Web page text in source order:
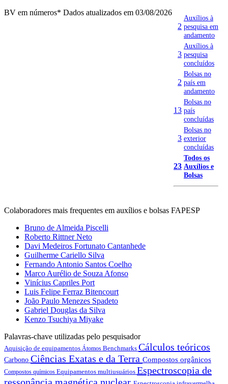
BV em números* Dados atualizados em 03/08/2026
2
Auxílios à
pesquisa em
andamento
3
Auxílios à
pesquisa
concluídos
2
Bolsas no
país em
andamento
13
Bolsas no
país
concluídas
3
Bolsas no
exterior
concluídas
23
Todos os
Auxílios e
Bolsas
Colaboradores mais frequentes em auxílios e bolsas FAPESP
Bruno de Almeida Piscelli
Roberto Rittner Neto
Davi Medeiros Fortunato Cantanhede
Guilherme Cariello Silva
Fernando Antonio Santos Coelho
Marco Aurélio de Souza Afonso
Vinícius Capriles Port
Luis Felipe Ferraz Bitencourt
João Paulo Menezes Spadeto
Gabriel Douglas da Silva
Kenzo Tsuchiya Miyake
Palavras-chave utilizadas pelo pesquisador
Aquisição de equipamentos Átomos Benchmarks Cálculos teóricos
Carbono Ciências Exatas e da Terra Compostos orgânicos
Compostos químicos Equipamentos multiusuários Espectroscopia de
ressonância magnética nuclear